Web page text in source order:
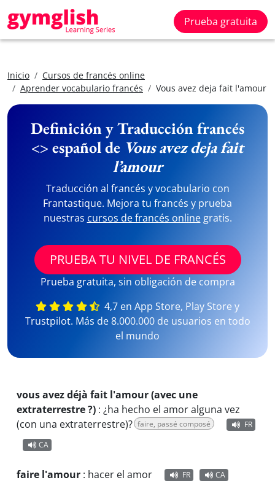
Prueba gratuita
Inicio
Cursos de francés online
Aprender vocabulario francés
Vous avez deja fait l'amour
Definición y Traducción francés
<> español de Vous avez deja fait
l’amour
Traducción al francés y vocabulario con
Frantastique. Mejora tu francés y prueba
nuestras cursos de francés onlinegratis.
PRUEBA TU NIVEL DE FRANCÉS
Prueba gratuita, sin obligación de compra
4,7 en App Store, Play Store y
Trustpilot. Más de 8.000.000 de usuarios en todo
el mundo
vous avez déjà fait l'amour (avec une
extraterrestre ?) : ¿ha hecho el amor alguna vez
(con una extraterrestre)? faire, passé composé
FR
CA
faire l'amour : hacer el amor FR CA